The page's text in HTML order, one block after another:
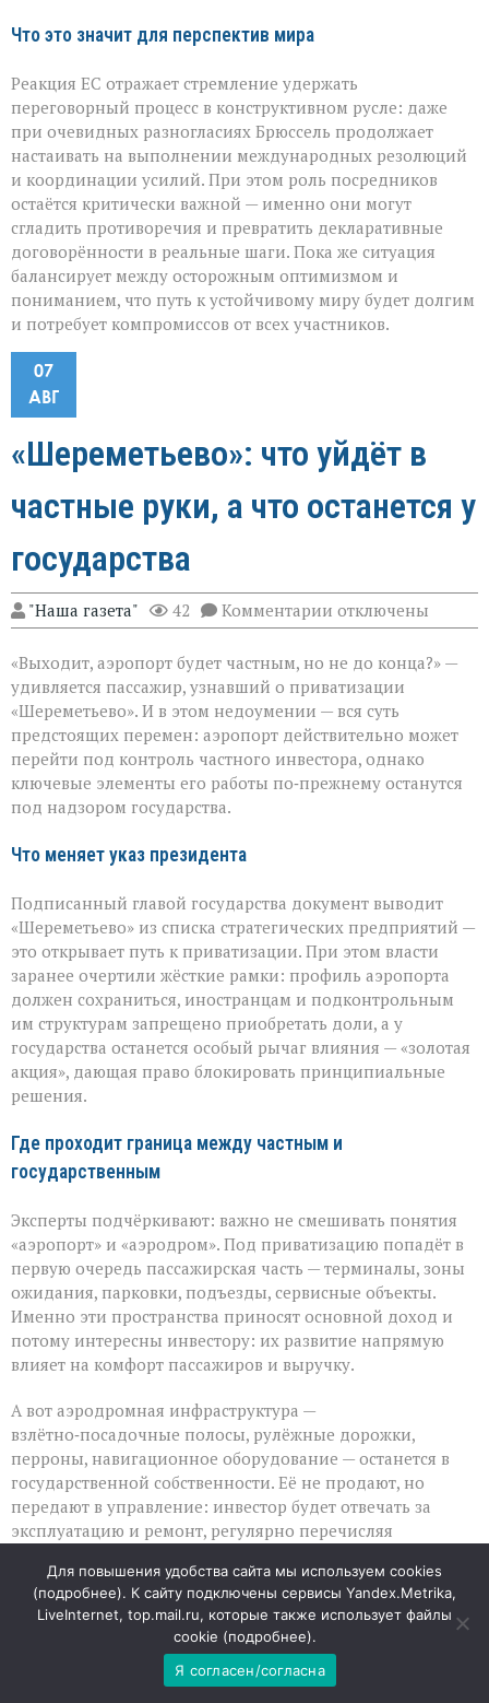
Что это значит для перспектив мира
Реакция ЕС отражает стремление удержать
переговорный процесс в конструктивном русле: даже
при очевидных разногласиях Брюссель продолжает
настаивать на выполнении международных резолюций
и координации усилий. При этом роль посредников
остаётся критически важной — именно они могут
сгладить противоречия и превратить декларативные
договорённости в реальные шаги. Пока же ситуация
балансирует между осторожным оптимизмом и
пониманием, что путь к устойчивому миру будет долгим
и потребует компромиссов от всех участников.
07
АВГ
«Шереметьево»: что уйдёт в
частные руки, а что останется у
государства
"Наша газета" 42 Комментарии к
записи
что
уйдёт
частные
руки,
а
что
останется
отключены
«Выходит, аэропорт будет частным, но не до конца?» —
удивляется пассажир, узнавший о приватизации
«Шереметьево». И в этом недоумении — вся суть
предстоящих перемен: аэропорт действительно может
перейти под контроль частного инвестора, однако
ключевые элементы его работы по‑прежнему останутся
под надзором государства.
Что меняет указ президента
Подписанный главой государства документ выводит
«Шереметьево» из списка стратегических предприятий —
это открывает путь к приватизации. При этом власти
заранее очертили жёсткие рамки: профиль аэропорта
должен сохраниться, иностранцам и подконтрольным
им структурам запрещено приобретать доли, а у
государства останется особый рычаг влияния — «золотая
акция», дающая право блокировать принципиальные
решения.
Где проходит граница между частным и
государственным
Эксперты подчёркивают: важно не смешивать понятия
«аэропорт» и «аэродром». Под приватизацию попадёт в
первую очередь пассажирская часть — терминалы, зоны
ожидания, парковки, подъезды, сервисные объекты.
Именно эти пространства приносят основной доход и
потому интересны инвестору: их развитие напрямую
влияет на комфорт пассажиров и выручку.
А вот аэродромная инфраструктура —
взлётно‑посадочные полосы, рулёжные дорожки,
перроны, навигационное оборудование — останется в
государственной собственности. Её не продают, но
передают в управление: инвестор будет отвечать за
эксплуатацию и ремонт, регулярно перечисляя
выгоден обеим сторонам: бизнес заинтересован
поддерживать объекты в порядке, ведь от их состояния
зависит работа всего аэропорта.
Зачем это нужно и чего ждать пассажирам
Для повышения удобства сайта мы используем cookies
(подробнее). К сайту подключены сервисы Yandex.Metrika,
LiveInternet, top.mail.ru, которые также использует файлы
cookie (подробнее).
Я согласен/согласна